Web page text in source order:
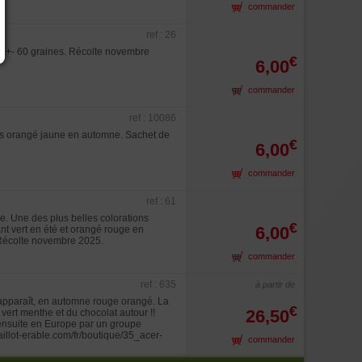
commander
ref : 26
+- 60 graines. Récolte novembre
6,00€
commander
ref : 10086
orangé jaune en automne. Sachet de
6,00€
commander
ref : 61
Une des plus belles colorations
vert en été et orangé rouge en
novembre 2025.
6,00€
commander
ref : 635
en automne rouge orangé. La
menthe et du chocolat autour !!
en Europe par un groupe
erable.com/fr/boutique/35_acer-
26,50€
à partir de
commander